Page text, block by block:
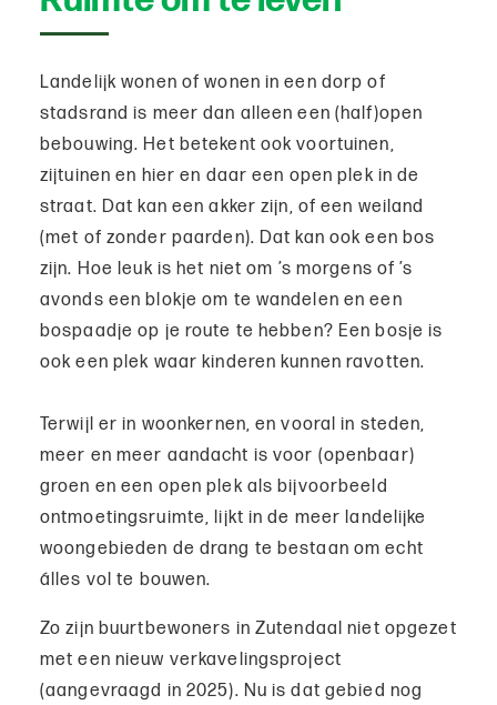
Landelijk wonen of wonen in een dorp of
stadsrand is meer dan alleen een (half)open
bebouwing. Het betekent ook voortuinen,
zijtuinen en hier en daar een open plek in de
straat. Dat kan een akker zijn, of een weiland
(met of zonder paarden). Dat kan ook een bos
zijn. Hoe leuk is het niet om ’s morgens of ’s
avonds een blokje om te wandelen en een
bospaadje op je route te hebben? Een bosje is
ook een plek waar kinderen kunnen ravotten.
Terwijl er in woonkernen, en vooral in steden,
meer en meer aandacht is voor (openbaar)
groen en een open plek als bijvoorbeeld
ontmoetingsruimte, lijkt in de meer landelijke
woongebieden de drang te bestaan om echt
álles vol te bouwen.
Zo zijn buurtbewoners in Zutendaal niet opgezet
met een nieuw verkavelingsproject
(aangevraagd in 2025). Nu is dat gebied nog